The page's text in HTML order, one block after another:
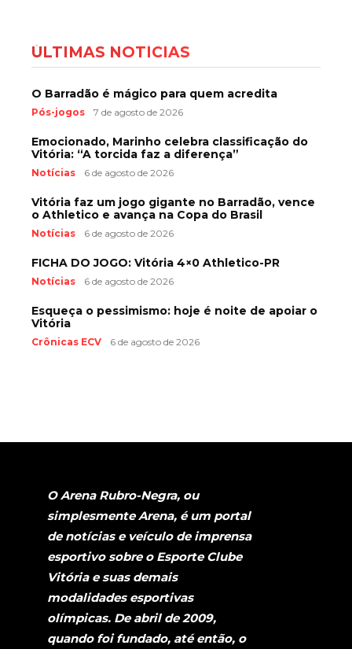
ÚLTIMAS NOTÍCIAS
O Barradão é mágico para quem acredita
Pós-jogos 7 de agosto de 2026
Emocionado, Marinho celebra classificação do
Vitória: “A torcida faz a diferença”
Notícias 6 de agosto de 2026
Vitória faz um jogo gigante no Barradão, vence
o Athletico e avança na Copa do Brasil
Notícias 6 de agosto de 2026
FICHA DO JOGO: Vitória 4×0 Athletico-PR
Notícias 6 de agosto de 2026
Esqueça o pessimismo: hoje é noite de apoiar o
Vitória
Crônicas ECV 6 de agosto de 2026
O Arena Rubro-Negra, ou
simplesmente Arena, é um portal
de notícias e veículo de imprensa
esportivo sobre o Esporte Clube
Vitória e suas demais
modalidades esportivas
olímpicas. De abril de 2009,
quando foi fundado, até então, o